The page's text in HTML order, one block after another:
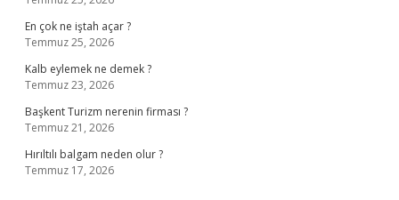
En çok ne iştah açar ?
Temmuz 25, 2026
Kalb eylemek ne demek ?
Temmuz 23, 2026
Başkent Turizm nerenin firması ?
Temmuz 21, 2026
Hırıltılı balgam neden olur ?
Temmuz 17, 2026